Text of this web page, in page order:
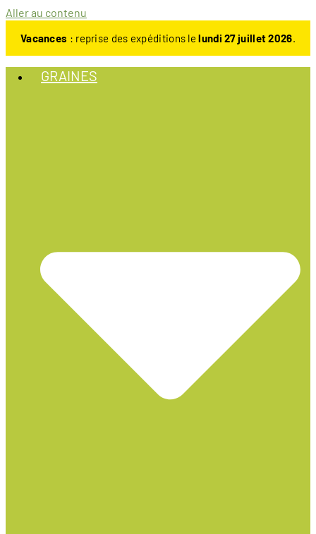
Aller au contenu
Vacances : reprise des expéditions lelundi 27 juillet 2026.
GRAINES